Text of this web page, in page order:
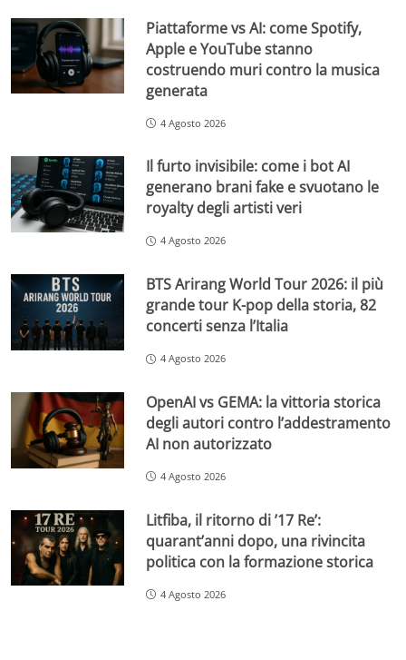
Piattaforme vs AI: come Spotify,
Apple e YouTube stanno
costruendo muri contro la musica
generata
4 Agosto 2026
Il furto invisibile: come i bot AI
generano brani fake e svuotano le
royalty degli artisti veri
4 Agosto 2026
BTS Arirang World Tour 2026: il più
grande tour K-pop della storia, 82
concerti senza l’Italia
4 Agosto 2026
OpenAI vs GEMA: la vittoria storica
degli autori contro l’addestramento
AI non autorizzato
4 Agosto 2026
Litfiba, il ritorno di ’17 Re’:
quarant’anni dopo, una rivincita
politica con la formazione storica
4 Agosto 2026